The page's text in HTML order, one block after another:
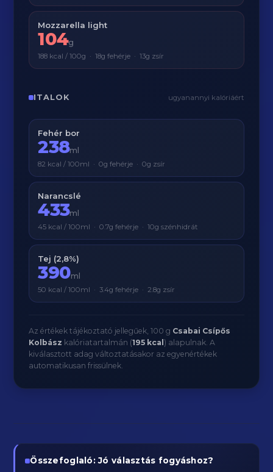
Mozzarella light
104g
188 kcal / 100g · 18g fehérje · 13g zsír
ITALOK ugyanannyi kalóriáért
Fehér bor
238ml
82 kcal / 100ml · 0g fehérje · 0g zsír
Narancslé
433ml
45 kcal / 100ml · 0.7g fehérje · 10g szénhidrát
Tej (2,8%)
390ml
50 kcal / 100ml · 3.4g fehérje · 2.8g zsír
Az értékek tájékoztató jellegűek, 100 g Csabai Csípős
Kolbász kalóriatartalmán (195 kcal ) alapulnak. A
kiválasztott adag változtatásakor az egyenértékek
automatikusan frissülnek.
Összefoglaló: Jó választás fogyáshoz?